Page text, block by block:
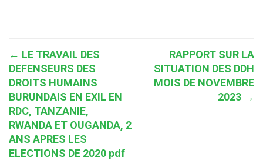
Post
navigation
← LE TRAVAIL DES
DEFENSEURS DES
DROITS HUMAINS
BURUNDAIS EN EXIL EN
RDC, TANZANIE,
RWANDA ET OUGANDA, 2
ANS APRES LES
ELECTIONS DE 2020 pdf
RAPPORT SUR LA
SITUATION DES DDH
MOIS DE NOVEMBRE
2023 →